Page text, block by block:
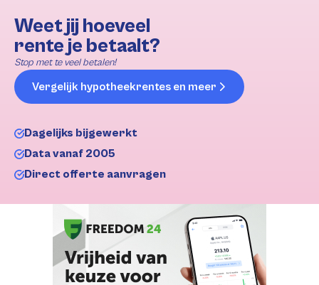
Weet jij hoeveel
rente je betaalt?
Stop met te veel betalen!
Vergelijk hypotheekrentes en meer
Dagelijks bijgewerkt
Data vanaf 2005
Direct offerte aanvragen